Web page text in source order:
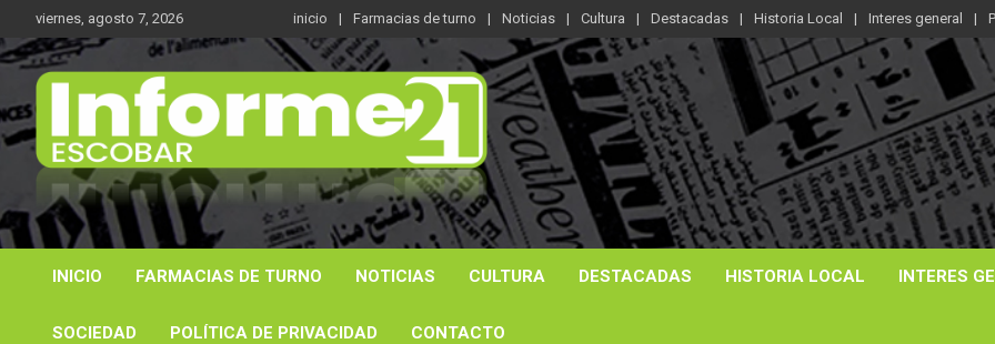
al
contenido
viernes, agosto 7, 2026 inicio Farmacias de turno Noticias Cultura Destacadas Historia Local Interes general
Informe 21
Noticas reales
INICIO FARMACIAS DE TURNO NOTICIAS CULTURA DESTACADAS HISTORIA LOCAL INTERES
SOCIEDAD POLÍTICA DE PRIVACIDAD CONTACTO